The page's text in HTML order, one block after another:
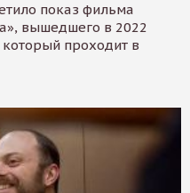
показ фильма
вышедшего в 2022
проходит в